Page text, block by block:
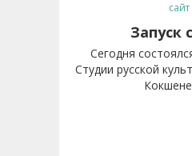
сайт
Запуск
Сегодня
Студии русской